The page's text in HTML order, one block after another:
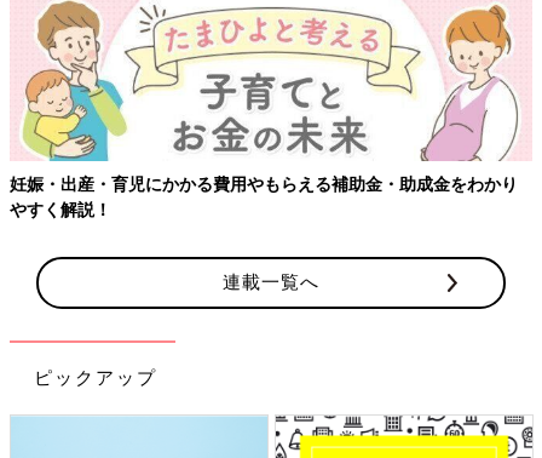
妊娠・出産・育児にかかる費用やもらえる補助金・助成金をわかり
やすく解説！
連載一覧へ
ピックアップ